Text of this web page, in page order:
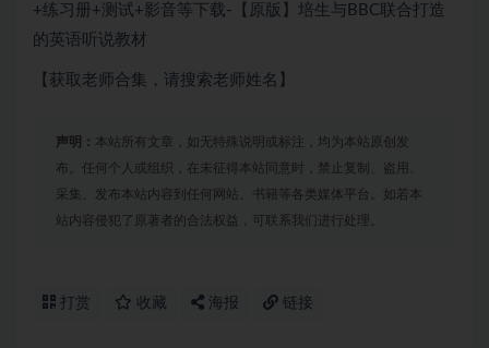
+练习册+测试+影音等下载-【原版】培生与BBC联合打造
的英语听说教材
【获取老师合集，请搜索老师姓名】
声明： 本站所有文章，如无特殊说明或标注，均为本站原创发
布。任何个人或组织，在未征得本站同意时，禁止复制、盗用、
采集、发布本站内容到任何网站、书籍等各类媒体平台。如若本
站内容侵犯了原著者的合法权益，可联系我们进行处理。
打赏 收藏 海报 链接